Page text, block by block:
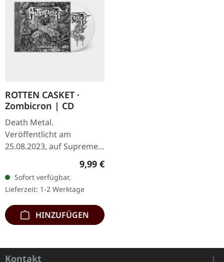
ROTTEN CASKET ·
Zombicron | CD
Death Metal.
Veröffentlicht am
25.08.2023, auf Supreme
Chaos Records. CD im
Jewelcase mit 16-seitigem
Booklet. Nach ingsgesamt
drei EPs ist…
Regulärer Preis:
9,99 €
Sofort verfügbar,
Lieferzeit: 1-2 Werktage
HINZUFÜGEN
Kontakt